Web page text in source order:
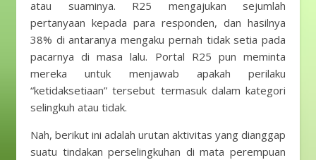
atau suaminya. R25 mengajukan sejumlah
pertanyaan kepada para responden, dan hasilnya
38% di antaranya mengaku pernah tidak setia pada
pacarnya di masa lalu. Portal R25 pun meminta
mereka untuk menjawab apakah perilaku
“ketidaksetiaan” tersebut termasuk dalam kategori
selingkuh atau tidak.
Nah, berikut ini adalah urutan aktivitas yang dianggap
suatu tindakan perselingkuhan di mata perempuan